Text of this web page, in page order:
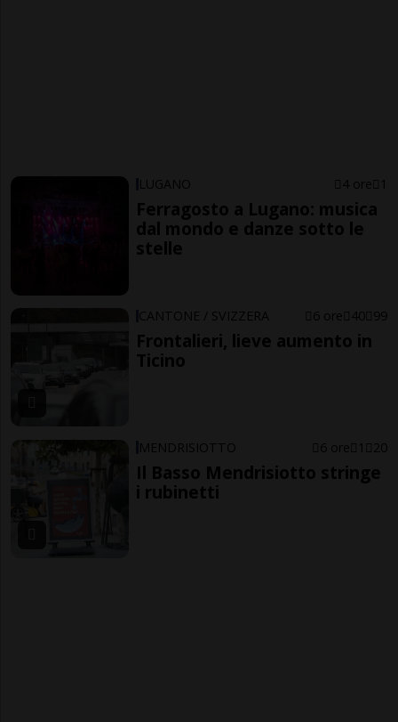
LUGANO 4 ore 1
Ferragosto a Lugano: musica
dal mondo e danze sotto le
stelle
CANTONE / SVIZZERA 6 ore 40 99
Frontalieri, lieve aumento in
Ticino
MENDRISIOTTO 6 ore 1 20
Il Basso Mendrisiotto stringe
i rubinetti